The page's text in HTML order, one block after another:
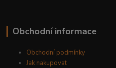
Obchodní informace
Obchodní podmínky
Jak nakupovat